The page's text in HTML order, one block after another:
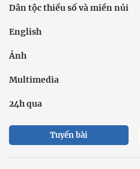
Dân tộc thiểu số và miền núi
English
Ảnh
Multimedia
24h qua
Tuyến bài